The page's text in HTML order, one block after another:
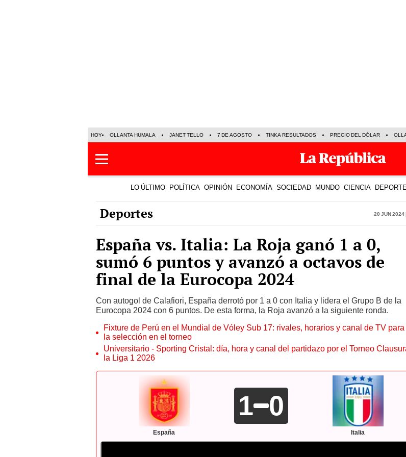
HOY OLLANTA HUMALA JANET TELLO 7 DE AGOSTO TINKA RESULTADOS PRECIO DEL DÓLAR
LO ÚLTIMO POLÍTICA OPINIÓN ECONOMÍA SOCIEDAD MUNDO CIENCIA
Deportes 20 Jun 2024
España vs. Italia: La Roja ganó 1 a 0,
sumó 6 puntos y avanzó a octavos de
final de la Eurocopa 2024
Con autogol de Calafiori, España derrotó por 1 a 0 con Italia y lidera el Grupo B de la
Eurocopa 2024 con 6 puntos. De esta forma, la Roja avanzó a la siguiente ronda.
Fixture de Perú en el Mundial de Vóley Sub 17: rivales, horarios y canal de TV para
la selección en el torneo
Universitario - Sporting Cristal: día, hora y canal del partidazo por el Torneo
la Liga 1 2026
España
1 0
Italia